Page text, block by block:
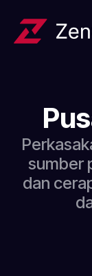
sumber
dan